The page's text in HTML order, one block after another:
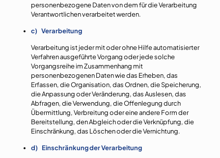
personenbezogene Daten von dem für die Verarbeitung
Verantwortlichen verarbeitet werden.
c) Verarbeitung
Verarbeitung ist jeder mit oder ohne Hilfe automatisierter
Verfahren ausgeführte Vorgang oder jede solche
Vorgangsreihe im Zusammenhang mit
personenbezogenen Daten wie das Erheben, das
Erfassen, die Organisation, das Ordnen, die Speicherung,
die Anpassung oder Veränderung, das Auslesen, das
Abfragen, die Verwendung, die Offenlegung durch
Übermittlung, Verbreitung oder eine andere Form der
Bereitstellung, den Abgleich oder die Verknüpfung, die
Einschränkung, das Löschen oder die Vernichtung.
d) Einschränkung der Verarbeitung